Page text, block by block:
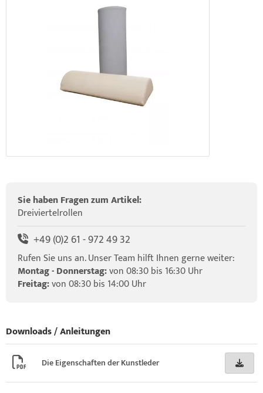
Sie haben Fragen zum Artikel:
Dreiviertelrollen
+49 (0)2 61 - 972 49 32
Rufen Sie uns an. Unser Team hilft Ihnen gerne weiter:
Montag - Donnerstag:von 08:30 bis 16:30 Uhr
Freitag:von 08:30 bis 14:00 Uhr
Downloads / Anleitungen
Die Eigenschaften der Kunstleder
Posturmed & Proprio-Swing
Hedge Hock (NEU IM SORTIMENT)
Elasko (NEU IM SORTIMENT)